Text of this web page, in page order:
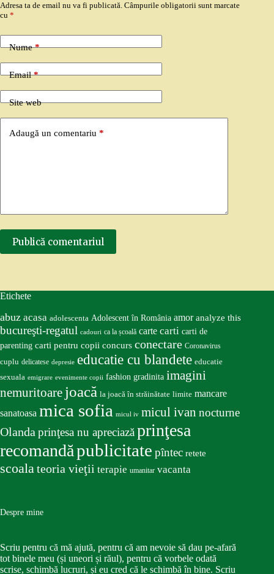
Adresa ta de email nu va fi publicată. Câmpurile obligatorii sunt marcate
cu *
Nume*
Email*
Site web
Adaugă un comentariu *
Publică comentariul
Etichete
abuz acasa adolescenta Adolescent în România amor analyze this
bucureşti-regatul cadouri ca la școală carte carti carti de
parenting carti pentru copii concurs conectare Coronavirus
cuplu delicatese depresie educatie cu blandete educatie
sexuala emigrare evenimente copii fashion gradinita imagini
nemuritoare joacă la joacă în străinătate limite mancare
sanatoasa mica sofia micul iv micul ivan nocturne
Olandaprinţesa nu apreciazăprinţesa
recomandăpublicitate pîntec retete
scoalateoria vieţii terapie umanitar vacanta
Despre mine
Scriu pentru că mă ajută, pentru că am nevoie să dau pe-afară
tot binele meu (și uneori și răul), pentru că vorbele odată
scrise, schimbă lucruri, și eu cred că le schimbă în bine. Scriu